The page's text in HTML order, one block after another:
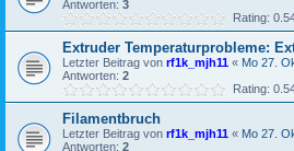
Antworten: 3
Rating:
Extruder Temperaturprobleme:
Letzter Beitrag von rf1k_mjh11 « Mo 27.
Antworten: 2
Rating:
Filamentbruch
Letzter Beitrag von rf1k_mjh11 « Mo 27.
Antworten: 2